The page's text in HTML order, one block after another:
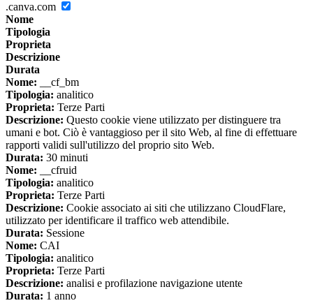
.canva.com
Nome
Tipologia
Proprieta
Descrizione
Durata
Nome: __cf_bm
Tipologia: analitico
Proprieta: Terze Parti
Descrizione: Questo cookie viene utilizzato per distinguere tra
umani e bot. Ciò è vantaggioso per il sito Web, al fine di effettuare
rapporti validi sull'utilizzo del proprio sito Web.
Durata: 30 minuti
Nome: __cfruid
Tipologia: analitico
Proprieta: Terze Parti
Descrizione: Cookie associato ai siti che utilizzano CloudFlare,
utilizzato per identificare il traffico web attendibile.
Durata: Sessione
Nome: CAI
Tipologia: analitico
Proprieta: Terze Parti
Descrizione: analisi e profilazione navigazione utente
Durata: 1 anno